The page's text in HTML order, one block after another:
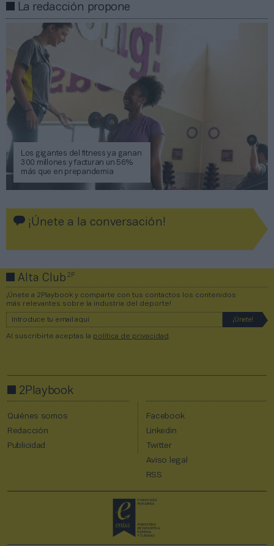
La redacción propone
Los gigantes del fitness ya ganan
300 millones y facturan un 56%
más que en prepandemia
¡Únete a la conversación!
Alta Club2P
¡Únete a 2Playbook y comparte con tus contactos los contenidos
más relevantes sobre la industria del deporte!
Al suscribirte aceptas la política de privacidad
2Playbook
Quiénes somos
Redacción
Publicidad
Facebook
Linkedin
Twitter
Aviso legal
RSS